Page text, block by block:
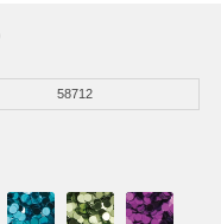
58712